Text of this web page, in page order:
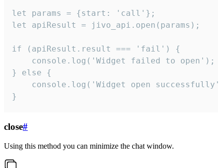
let params = {start: 'call'};
let apiResult = jivo_api.open(params);
if (apiResult.result === 'fail') {
    console.log('Widget failed to open');
} else {
console.log('Widget open
}
close#
Using this method you can minimize the chat window.